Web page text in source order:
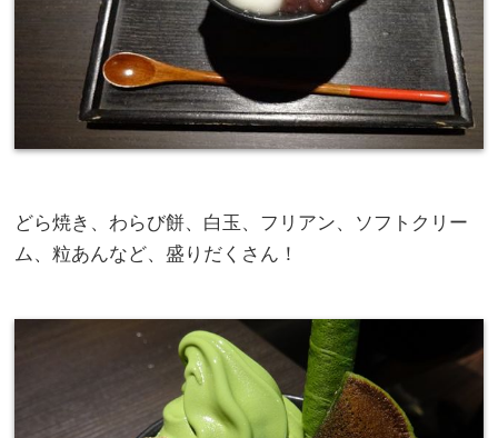
どら焼き、わらび餅、白玉、フリアン、ソフトクリー
ム、粒あんなど、盛りだくさん！